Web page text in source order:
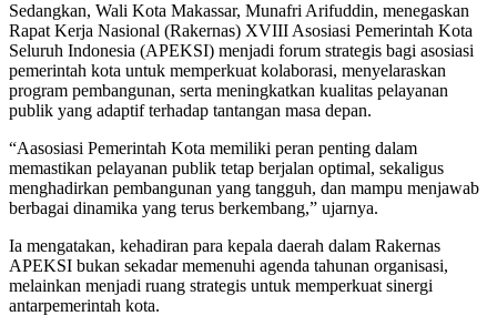
Sedangkan, Wali Kota Makassar, Munafri Arifuddin, menegaskan
Rapat Kerja Nasional (Rakernas) XVIII Asosiasi Pemerintah Kota
Seluruh Indonesia (APEKSI) menjadi forum strategis bagi asosiasi
pemerintah kota untuk memperkuat kolaborasi, menyelaraskan
program pembangunan, serta meningkatkan kualitas pelayanan
publik yang adaptif terhadap tantangan masa depan.
“Aasosiasi Pemerintah Kota memiliki peran penting dalam
memastikan pelayanan publik tetap berjalan optimal, sekaligus
menghadirkan pembangunan yang tangguh, dan mampu menjawab
berbagai dinamika yang terus berkembang,” ujarnya.
Ia mengatakan, kehadiran para kepala daerah dalam Rakernas
APEKSI bukan sekadar memenuhi agenda tahunan organisasi,
melainkan menjadi ruang strategis untuk memperkuat sinergi
antarpemerintah kota.